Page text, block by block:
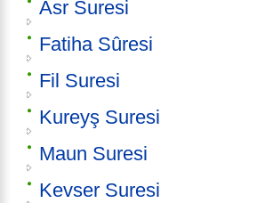
Asr Suresi
Fatiha Sûresi
Fil Suresi
Kureyş Suresi
Maun Suresi
Kevser Suresi